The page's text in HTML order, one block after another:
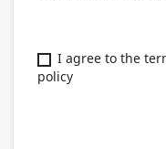
I agree to the
policy